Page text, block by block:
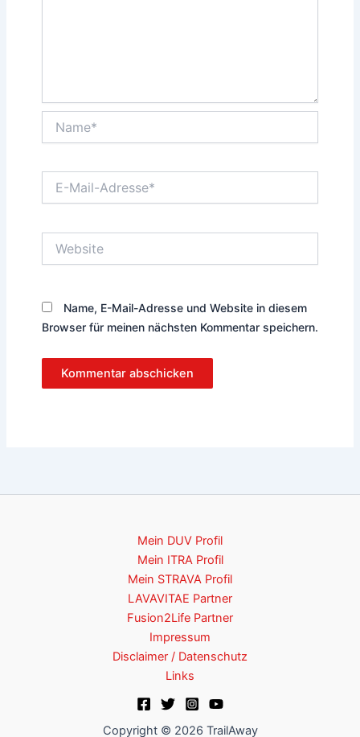
Mail-
Name, E-Mail-Adresse und Website in diesem
Browser für meinen nächsten Kommentar speichern.
Mein DUV Profil
Mein ITRA Profil
Mein STRAVA Profil
LAVAVITAE Partner
Fusion2Life Partner
Impressum
Disclaimer / Datenschutz
Links
Copyright © 2026 TrailAway